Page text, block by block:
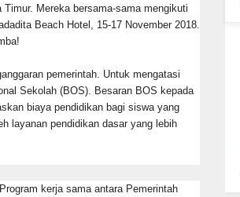
Mereka bersama-sama mengikuti
Beach Hotel, 15-17 November 2018.
pemerintah. Untuk mengatasi
Sekolah (BOS). Besaran BOS kepada
biaya pendidikan bagi siswa yang
layanan pendidikan dasar yang lebih
kerja sama antara Pemerintah